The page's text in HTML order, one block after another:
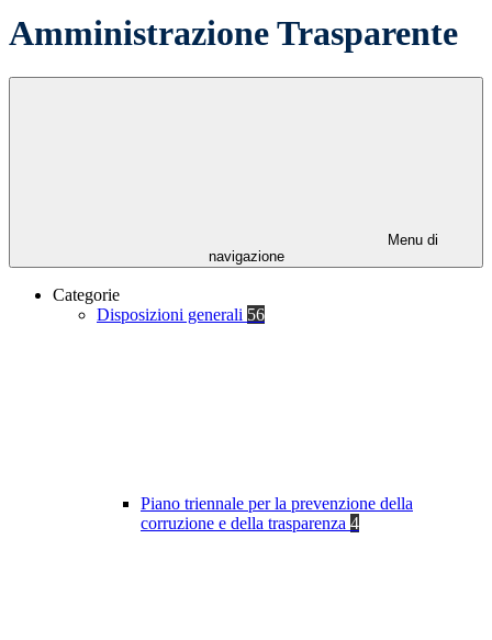
Amministrazione Trasparente
Menu di
navigazione
Categorie
Disposizioni generali 56
Piano triennale per la prevenzione della
corruzione e della trasparenza 4